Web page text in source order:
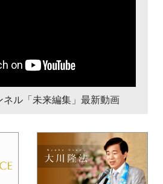
ネル「未来編集」最新動画